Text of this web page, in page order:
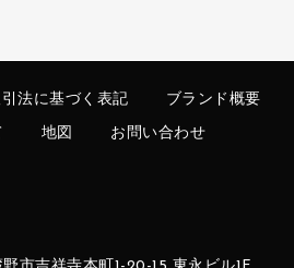
法に基づく表記 ブランド概要
地図 お問い合わせ